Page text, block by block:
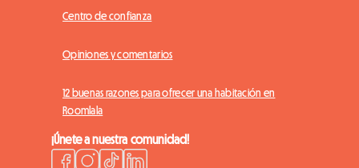
Centro de confianza
Opiniones y comentarios
12 buenas razones para ofrecer una habitación en
Roomlala
¡Únete a nuestra comunidad!